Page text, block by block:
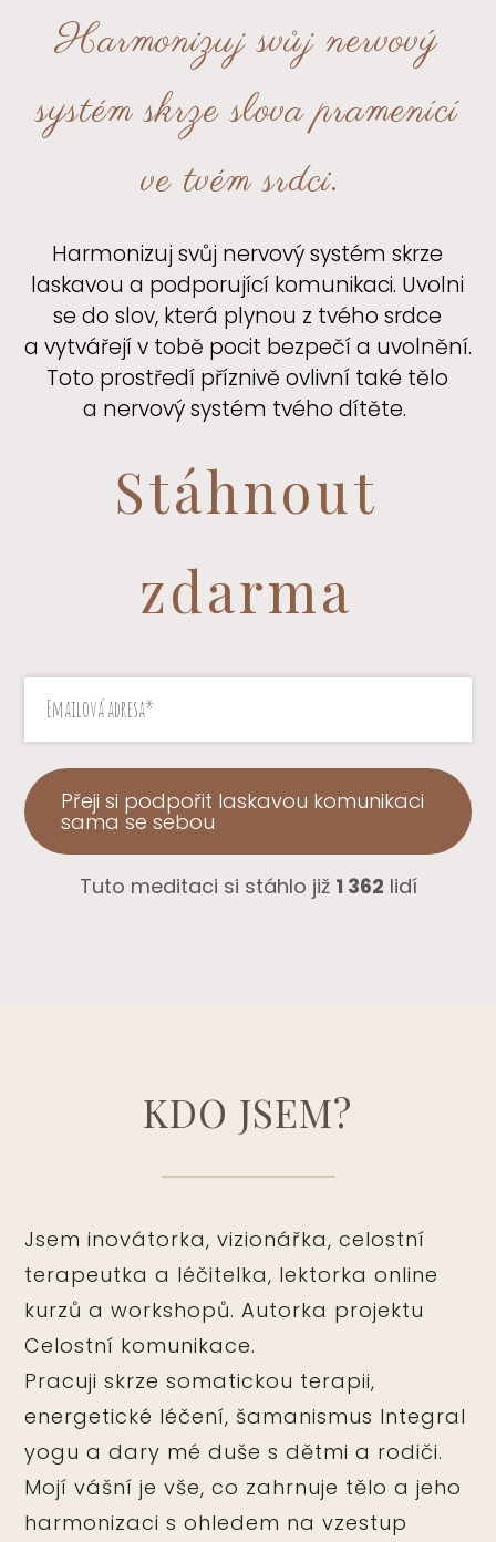
Harmonizuj svůj nervový
systém skrze slova pramenící
ve tvém srdci.
Harmonizuj svůj nervový systém skrze
laskavou a podporující komunikaci. Uvolni
se do slov, která plynou z tvého srdce
a vytvářejí v tobě pocit bezpečí a uvolnění.
Toto prostředí příznivě ovlivní také tělo
a nervový systém tvého dítěte.
Stáhnout
zdarma
Přeji si podpořit laskavou komunikaci
sama se sebou
Tuto meditaci si stáhlo již 1 362 lidí
KDO JSEM?
Jsem inovátorka, vizionářka, celostní
terapeutka a léčitelka, lektorka online
kurzů a workshopů. Autorka projektu
Celostní komunikace.
Pracuji skrze somatickou terapii,
energetické léčení, šamanismus Integral
yogu a dary mé duše s dětmi a rodiči.
Mojí vášní je vše, co zahrnuje tělo a jeho
harmonizaci s ohledem na vzestup